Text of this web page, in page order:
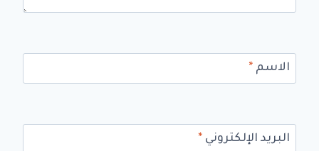
الاسم *
البريد الإلكتروني *